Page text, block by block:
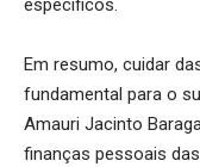
específicos.
Em resumo, cuidar
fundamental para o
Amauri Jacinto
finanças pessoais